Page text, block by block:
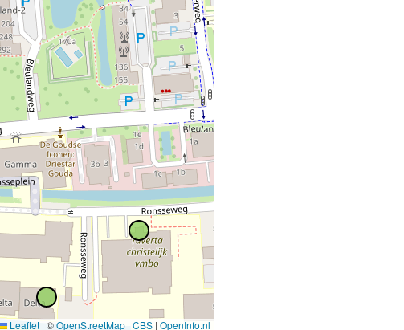
Leaflet | ©OpenStreetMap | CBS | OpenInfo.nl